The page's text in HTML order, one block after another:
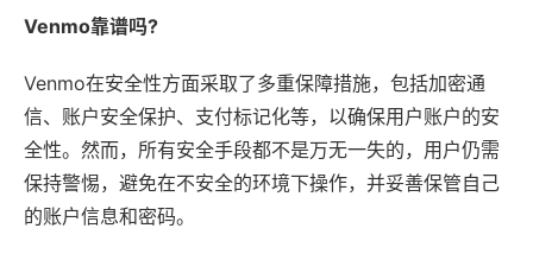
Venmo靠谱吗?
Venmo在安全性方面采取了多重保障措施，包括加密通
信、账户安全保护、支付标记化等，以确保用户账户的安
全性。然而，所有安全手段都不是万无一失的，用户仍需
保持警惕，避免在不安全的环境下操作，并妥善保管自己
的账户信息和密码。